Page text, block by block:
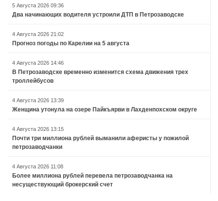
5 Августа 2026 09:36
Два начинающих водителя устроили ДТП в Петрозаводске
4 Августа 2026 21:02
Прогноз погоды по Карелии на 5 августа
4 Августа 2026 14:46
В Петрозаводске временно изменится схема движения трех
троллейбусов
4 Августа 2026 13:39
Женщина утонула на озере Пайкъярви в Лахденпохском округе
4 Августа 2026 13:15
Почти три миллиона рублей выманили аферисты у пожилой
петрозаводчанки
4 Августа 2026 11:08
Более миллиона рублей перевела петрозаводчанка на
несуществующий брокерский счет